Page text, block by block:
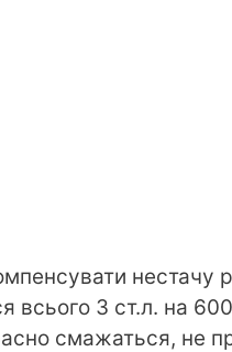
нестачу
всього 3 ст.л. на
смажаться, не